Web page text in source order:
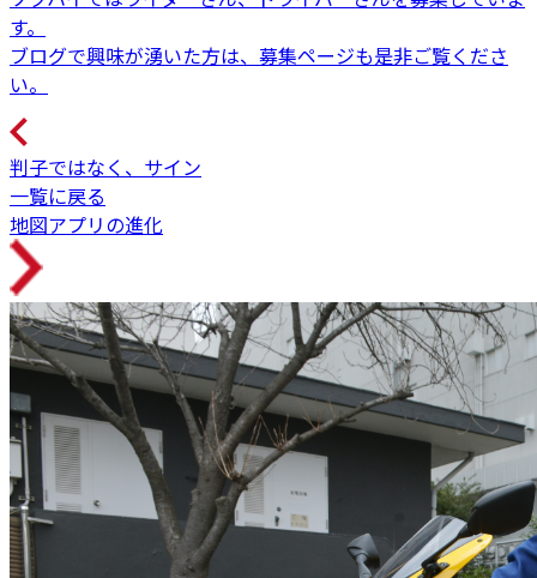
す。
ブログで興味が湧いた方は、募集ページも是非ご覧くださ
い。
判子ではなく、サイン
一覧に戻る
地図アプリの進化